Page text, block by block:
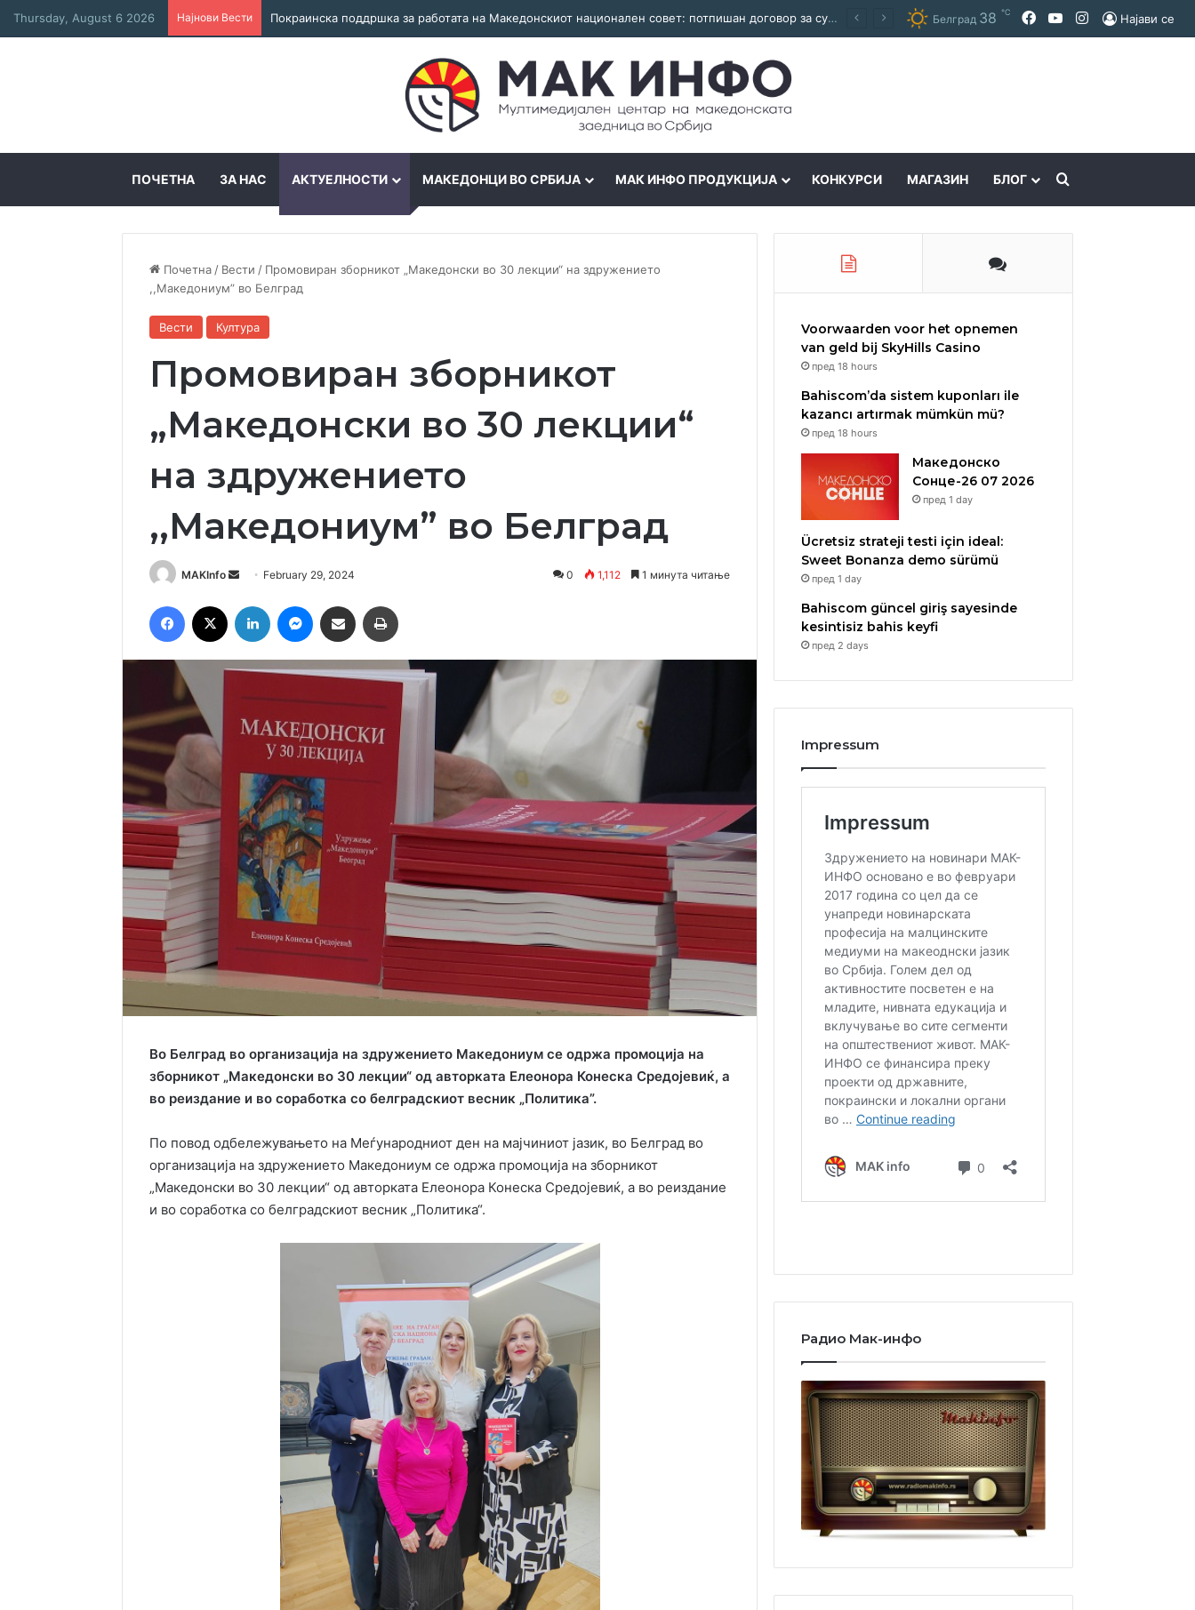
Thursday, August 6 2026 Најнови Вести Соработка за јазикот и идентитетот: работна средба во Општина Пландиште Белград 38 ℃ Facebook
YouTubeInstagram
Најави се
ПОЧЕТНА ЗА НАС АКТУЕЛНОСТИ МАКЕДОНЦИ ВО СРБИЈА МАК ИНФО ПРОДУКЦИЈА КОНКУРСИ МАГАЗИН БЛОГ
Почетна / Вести / Промовиран зборникот „Македонски во 30 лекции“ на здружението
,,Македониум” во Белград
Вести Култура
Промовиран зборникот
„Македонски во 30 лекции“
на здружението
,,Македониум” во Белград
MAKInfo
Send
email
February 29, 2024 0 1,112 1 минута читање
Facebook LinkedIn MessengerСподели преку Емаил
Во Белград во организација на здружението Македониум се одржа промоција на
зборникот „Македонски во 30 лекции“ од авторката Елеонора Конеска Средојевиќ, а
во реиздание и во соработка со белградскиот весник „Политика”.
По повод одбележувањето на Меѓународниот ден на мајчиниот јазик, во Белград во
организација на здружението Македониум се одржа промоција на зборникот
„Македонски во 30 лекции“ од авторката Елеонора Конеска Средојевиќ, а во реиздание
и во соработка со белградскиот весник „Политика“.
Voorwaarden voor het opnemen
van geld bij SkyHills Casino
пред 18 hours
Bahiscom’da sistem kuponları ile
kazancı artırmak mümkün mü?
пред 18 hours
Македонско
Сонце-26 07 2026
пред 1 day
Ücretsiz strateji testi için ideal:
Sweet Bonanza demo sürümü
пред 1 day
Bahiscom güncel giriş sayesinde
kesintisiz bahis keyfi
пред 2 days
Impressum
Радио Мак-инфо